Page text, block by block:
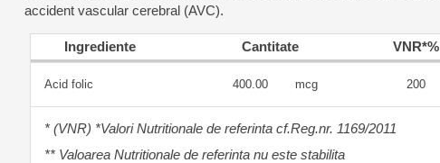
accident vascular cerebral (AVC).
Ingrediente Cantitate VNR*%
Acid folic 400.00 mcg 200
* (VNR) *Valori Nutritionale de referinta cf.Reg.nr. 1169/2011
** Valoarea Nutritionale de referinta nu este stabilita